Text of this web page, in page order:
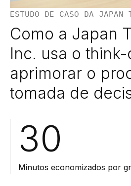
ESTUDO DE CASO DA JAPAN
Como a Japan
Inc. usa o
aprimorar o
tomada de
30
Minutos economizados por